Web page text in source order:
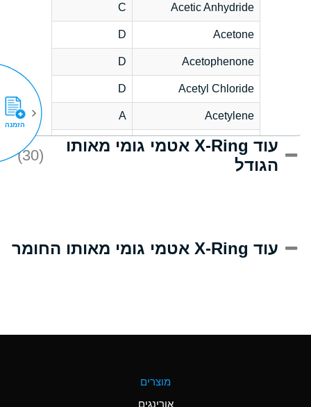
Acetic Anhydride
C
Acetone
D
Acetophenone
D
Acetyl Chloride
D
Acetylene
A
Acrlylonitrile
D
Adipic Acid
(Aqueous)
עוד X-Ring אטמי גומי מאותו
הגודל
(30)
עוד X-Ring אטמי גומי מאותו החומר
מוצרים
אורינגים
הזמנה